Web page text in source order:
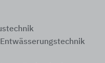
Entwässerungstechnik